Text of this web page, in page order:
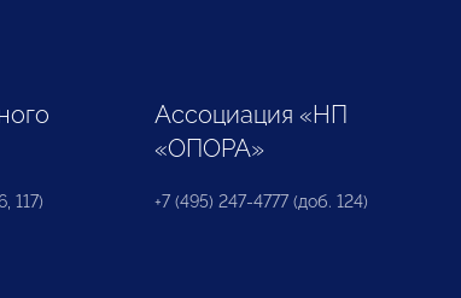
117)
Ассоциация «НП
«ОПОРА»
+7 (495) 247-4777 (доб. 124)